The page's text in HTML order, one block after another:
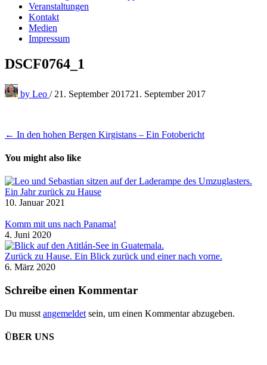
Veranstaltungen
Kontakt
Medien
Impressum
DSCF0764_1
by Leo / 21. September 201721. September 2017
Beitragsnavigation
← In den hohen Bergen Kirgistans – Ein Fotobericht
You might also like
Ein Jahr zurück zu Hause
10. Januar 2021
Komm mit uns nach Panama!
4. Juni 2020
Zurück zu Hause. Ein Blick zurück und einer nach vorne.
6. März 2020
Schreibe einen Kommentar
Du musst angemeldet sein, um einen Kommentar abzugeben.
ÜBER UNS